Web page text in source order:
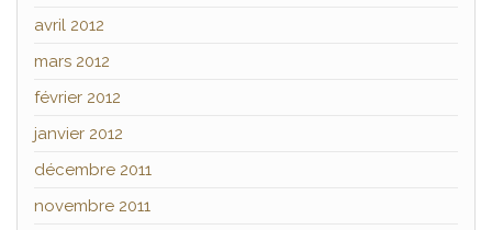
avril 2012
mars 2012
février 2012
janvier 2012
décembre 2011
novembre 2011